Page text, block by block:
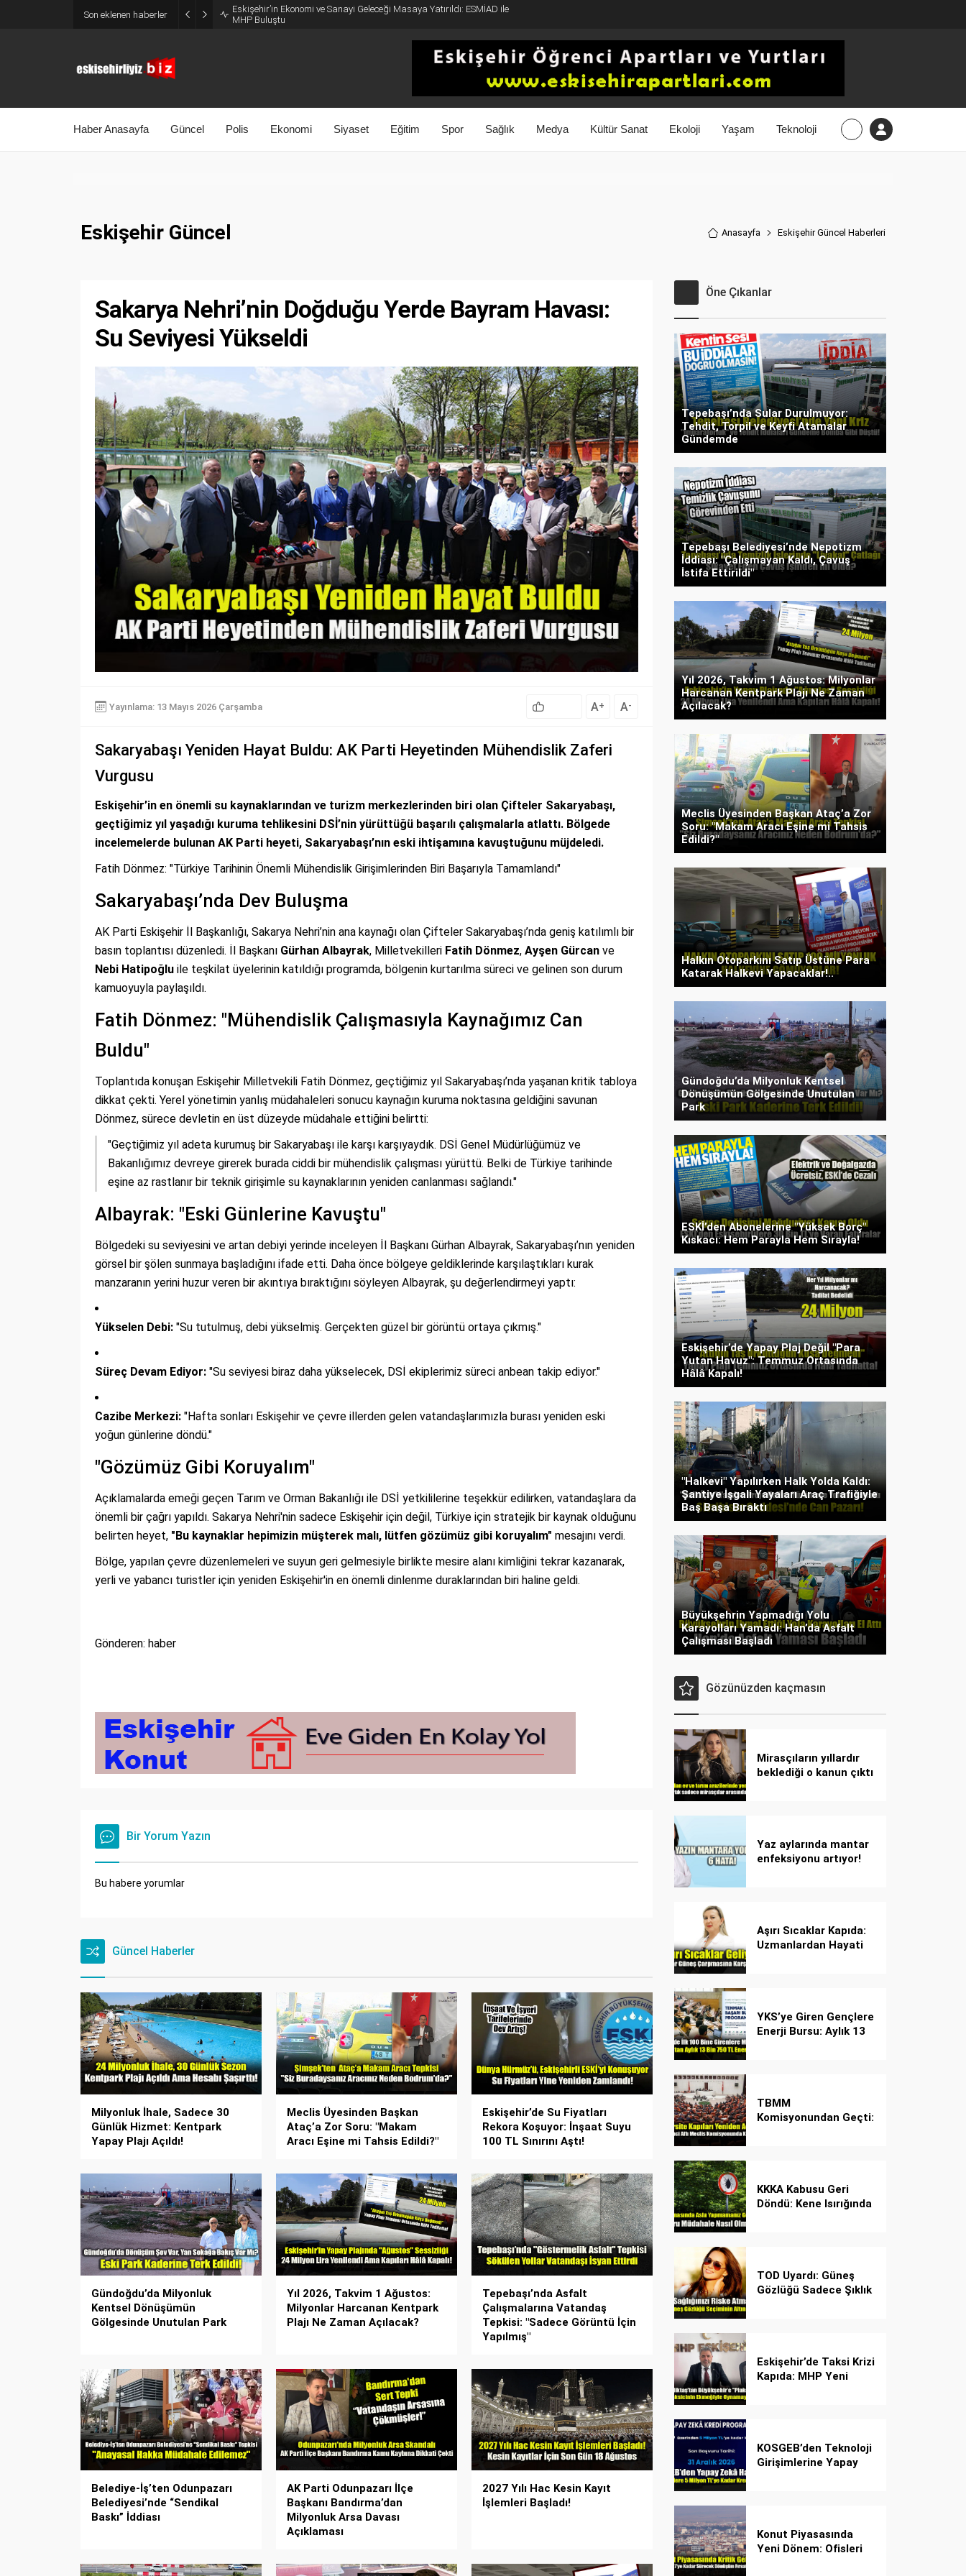
Son eklenen haberler
Eskişehir’in Ekonomi ve Sanayi Geleceği Masaya Yatırıldı: ESMİAD ile
MHP Buluştu
Haber Anasayfa Güncel Polis Ekonomi Siyaset Eğitim Spor Sağlık Medya Kültür Sanat Ekoloji Yaşam Teknoloji
Eskişehir Güncel Anasayfa Eskişehir Güncel Haberleri
Sakarya Nehri’nin Doğduğu Yerde Bayram Havası:
Su Seviyesi Yükseldi
Yayınlama: 13 Mayıs 2026 Çarşamba A+ A-
Sakaryabaşı Yeniden Hayat Buldu: AK Parti Heyetinden Mühendislik Zaferi
Vurgusu
Eskişehir’in en önemli su kaynaklarından ve turizm merkezlerinden biri olan Çifteler Sakaryabaşı,
geçtiğimiz yıl yaşadığı kuruma tehlikesini DSİ’nin yürüttüğü başarılı çalışmalarla atlattı. Bölgede
incelemelerde bulunan AK Parti heyeti, Sakaryabaşı’nın eski ihtişamına kavuştuğunu müjdeledi.
Fatih Dönmez: "Türkiye Tarihinin Önemli Mühendislik Girişimlerinden Biri Başarıyla Tamamlandı"
Sakaryabaşı’nda Dev Buluşma
AK Parti Eskişehir İl Başkanlığı, Sakarya Nehri’nin ana kaynağı olan Çifteler Sakaryabaşı’nda geniş katılımlı bir
basın toplantısı düzenledi. İl Başkanı Gürhan Albayrak, Milletvekilleri Fatih Dönmez, Ayşen Gürcan ve
Nebi Hatipoğlu ile teşkilat üyelerinin katıldığı programda, bölgenin kurtarılma süreci ve gelinen son durum
kamuoyuyla paylaşıldı.
Fatih Dönmez: "Mühendislik Çalışmasıyla Kaynağımız Can
Buldu"
Toplantıda konuşan Eskişehir Milletvekili Fatih Dönmez, geçtiğimiz yıl Sakaryabaşı’nda yaşanan kritik tabloya
dikkat çekti. Yerel yönetimin yanlış müdahaleleri sonucu kaynağın kuruma noktasına geldiğini savunan
Dönmez, sürece devletin en üst düzeyde müdahale ettiğini belirtti:
"Geçtiğimiz yıl adeta kurumuş bir Sakaryabaşı ile karşı karşıyaydık. DSİ Genel Müdürlüğümüz ve
Bakanlığımız devreye girerek burada ciddi bir mühendislik çalışması yürüttü. Belki de Türkiye tarihinde
eşine az rastlanır bir teknik girişimle su kaynaklarının yeniden canlanması sağlandı."
Albayrak: "Eski Günlerine Kavuştu"
Bölgedeki su seviyesini ve artan debiyi yerinde inceleyen İl Başkanı Gürhan Albayrak, Sakaryabaşı’nın yeniden
görsel bir şölen sunmaya başladığını ifade etti. Daha önce bölgeye geldiklerinde karşılaştıkları kurak
manzaranın yerini huzur veren bir akıntıya bıraktığını söyleyen Albayrak, şu değerlendirmeyi yaptı:
Yükselen Debi: "Su tutulmuş, debi yükselmiş. Gerçekten güzel bir görüntü ortaya çıkmış."
Süreç Devam Ediyor: "Su seviyesi biraz daha yükselecek, DSİ ekiplerimiz süreci anbean takip ediyor."
Cazibe Merkezi: "Hafta sonları Eskişehir ve çevre illerden gelen vatandaşlarımızla burası yeniden eski
yoğun günlerine döndü."
"Gözümüz Gibi Koruyalım"
Açıklamalarda emeği geçen Tarım ve Orman Bakanlığı ile DSİ yetkililerine teşekkür edilirken, vatandaşlara da
önemli bir çağrı yapıldı. Sakarya Nehri'nin sadece Eskişehir için değil, Türkiye için stratejik bir kaynak olduğunu
belirten heyet, "Bu kaynaklar hepimizin müşterek malı, lütfen gözümüz gibi koruyalım" mesajını verdi.
Bölge, yapılan çevre düzenlemeleri ve suyun geri gelmesiyle birlikte mesire alanı kimliğini tekrar kazanarak,
yerli ve yabancı turistler için yeniden Eskişehir'in en önemli dinlenme duraklarından biri haline geldi.
Gönderen: haber
Bir Yorum Yazın
Bu habere yorumlar
Güncel Haberler
Milyonluk İhale, Sadece 30
Günlük Hizmet: Kentpark
Yapay Plajı Açıldı!
Meclis Üyesinden Başkan
Ataç’a Zor Soru: "Makam
Aracı Eşine mi Tahsis Edildi?"
Eskişehir’de Su Fiyatları
Rekora Koşuyor: İnşaat Suyu
100 TL Sınırını Aştı!
Gündoğdu’da Milyonluk
Kentsel Dönüşümün
Gölgesinde Unutulan Park
Yıl 2026, Takvim 1 Ağustos:
Milyonlar Harcanan Kentpark
Plajı Ne Zaman Açılacak?
Tepebaşı’nda Asfalt
Çalışmalarına Vatandaş
Tepkisi: "Sadece Görüntü İçin
Yapılmış"
Belediye-İş’ten Odunpazarı
Belediyesi’nde “Sendikal
Baskı” İddiası
AK Parti Odunpazarı İlçe
Başkanı Bandırma’dan
Milyonluk Arsa Davası
Açıklaması
2027 Yılı Hac Kesin Kayıt
İşlemleri Başladı!
Öne Çıkanlar
Tepebaşı’nda Sular Durulmuyor:
Tehdit, Torpil ve Keyfi Atamalar
Gündemde
Tepebaşı Belediyesi’nde Nepotizm
İddiası: "Çalışmayan Kaldı, Çavuş
İstifa Ettirildi"
Yıl 2026, Takvim 1 Ağustos: Milyonlar
Harcanan Kentpark Plajı Ne Zaman
Açılacak?
Meclis Üyesinden Başkan Ataç’a Zor
Soru: "Makam Aracı Eşine mi Tahsis
Edildi?"
Halkın Otoparkını Satıp Üstüne Para
Katarak Halkevi Yapacaklar!..
Gündoğdu’da Milyonluk Kentsel
Dönüşümün Gölgesinde Unutulan
Park
ESKİ’den Abonelerine "Yüksek Borç"
Kıskacı: Hem Parayla Hem Sırayla!
Eskişehir’de Yapay Plaj Değil "Para
Yutan Havuz": Temmuz Ortasında
Hâlâ Kapalı!
"Halkevi" Yapılırken Halk Yolda Kaldı:
Şantiye İşgali Yayaları Araç Trafiğiyle
Baş Başa Bıraktı
Büyükşehrin Yapmadığı Yolu
Karayolları Yamadı: Han’da Asfalt
Çalışması Başladı
Gözünüzden kaçmasın
Mirasçıların yıllardır
beklediği o kanun çıktı
Yaz aylarında mantar
enfeksiyonu artıyor!
Aşırı Sıcaklar Kapıda:
Uzmanlardan Hayati
YKS’ye Giren Gençlere
Enerji Bursu: Aylık 13
TBMM
Komisyonundan Geçti:
KKKA Kabusu Geri
Döndü: Kene Isırığında
TOD Uyardı: Güneş
Gözlüğü Sadece Şıklık
Eskişehir’de Taksi Krizi
Kapıda: MHP Yeni
KOSGEB’den Teknoloji
Girişimlerine Yapay
Konut Piyasasında
Yeni Dönem: Ofisleri